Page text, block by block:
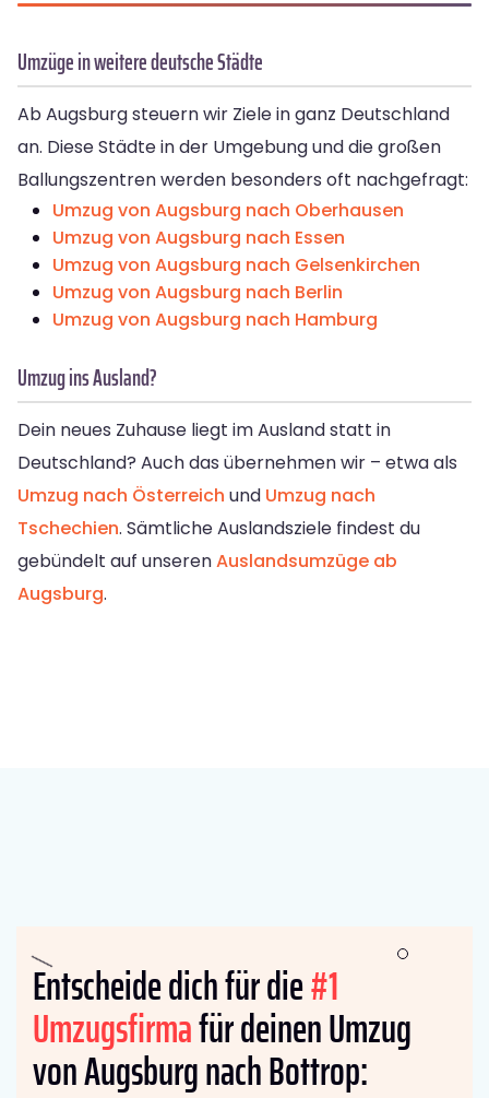
Umzüge in weitere deutsche Städte
Ab Augsburg steuern wir Ziele in ganz Deutschland
an. Diese Städte in der Umgebung und die großen
Ballungszentren werden besonders oft nachgefragt:
Umzug von Augsburg nach Oberhausen
Umzug von Augsburg nach Essen
Umzug von Augsburg nach Gelsenkirchen
Umzug von Augsburg nach Berlin
Umzug von Augsburg nach Hamburg
Umzug ins Ausland?
Dein neues Zuhause liegt im Ausland statt in
Deutschland? Auch das übernehmen wir – etwa als
Umzug nach Österreich und Umzug nach
Tschechien. Sämtliche Auslandsziele findest du
gebündelt auf unserenAuslandsumzüge ab
Augsburg.
Entscheide dich für die#1
Umzugsfirmafür deinen Umzug
von Augsburg nach Bottrop: